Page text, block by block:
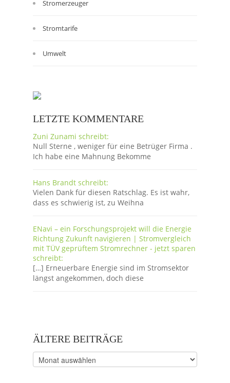
Stromerzeuger
Stromtarife
Umwelt
LETZTE KOMMENTARE
Zuni Zunami schreibt:
Null Sterne , weniger für eine Betrüger Firma .
Ich habe eine Mahnung Bekomme
Hans Brandt schreibt:
Vielen Dank für diesen Ratschlag. Es ist wahr,
dass es schwierig ist, zu Weihna
ENavi – ein Forschungsprojekt will die Energie
Richtung Zukunft navigieren | Stromvergleich
mit TÜV geprüftem Stromrechner - jetzt sparen
schreibt:
[…] Erneuerbare Energie sind im Stromsektor
längst angekommen, doch diese
ÄLTERE BEITRÄGE
Ältere
Beiträge